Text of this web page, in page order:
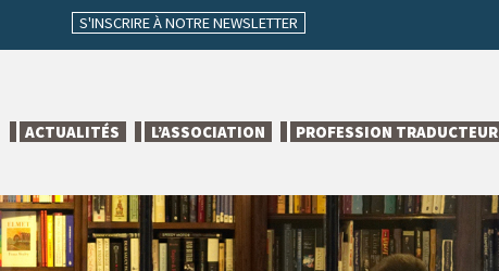
S'INSCRIRE À NOTRE NEWSLETTER
ACTUALITÉS L’ASSOCIATION PROFESSION TRADUCTEUR